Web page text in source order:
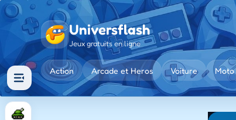
Universflash
Jeux gratuits en ligne
Action Arcade et Heros Voiture Moto